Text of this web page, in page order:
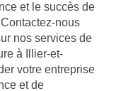
et le succès de
nous
nos services de
à Illier-et-
votre entreprise
et de